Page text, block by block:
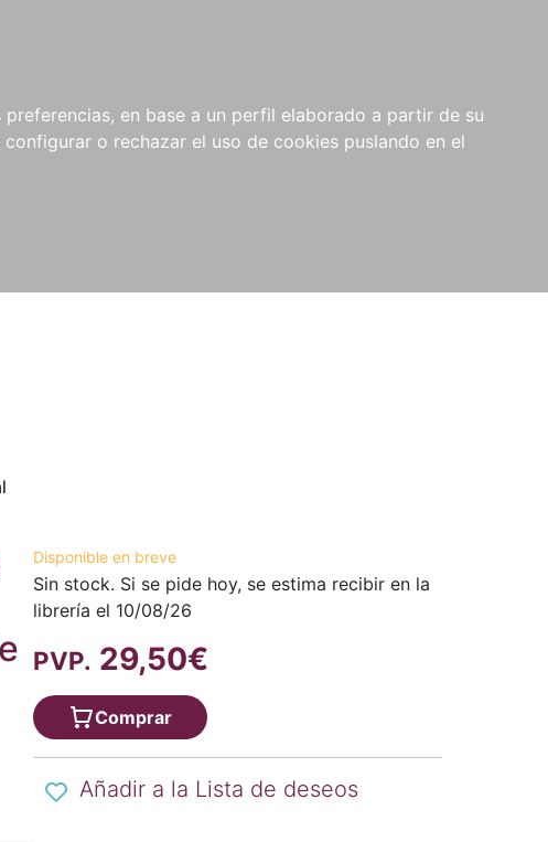
en base a un perfil elaborado a partir de su
configurar o rechazar el uso de cookies puslando en el
NOVEDADES NOTICIAS
COMPRAS
INSTITUCIONALES
Disponible en breve
Sin stock. Si se pide hoy, se estima recibir en la
librería el 10/08/26
PVP. 29,50€
Comprar
Añadir a la Lista de deseos